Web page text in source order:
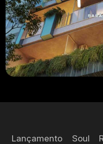
Lançamento Soul